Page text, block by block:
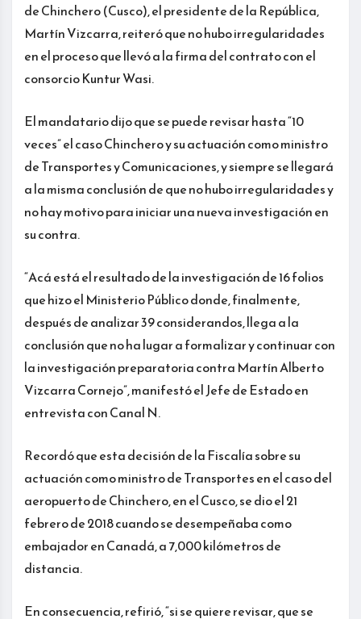
de Chinchero (Cusco), el presidente de la República,
Martín Vizcarra, reiteró que no hubo irregularidades
en el proceso que llevó a la firma del contrato con el
consorcio Kuntur Wasi.
El mandatario dijo que se puede revisar hasta “10
veces” el caso Chinchero y su actuación como ministro
de Transportes y Comunicaciones, y siempre se llegará
a la misma conclusión de que no hubo irregularidades y
no hay motivo para iniciar una nueva investigación en
su contra.
“Acá está el resultado de la investigación de 16 folios
que hizo el Ministerio Público donde, finalmente,
después de analizar 39 considerandos, llega a la
conclusión que no ha lugar a formalizar y continuar con
la investigación preparatoria contra Martín Alberto
Vizcarra Cornejo”, manifestó el Jefe de Estado en
entrevista con Canal N.
Recordó que esta decisión de la Fiscalía sobre su
actuación como ministro de Transportes en el caso del
aeropuerto de Chinchero, en el Cusco, se dio el 21
febrero de 2018 cuando se desempeñaba como
embajador en Canadá, a 7,000 kilómetros de
distancia.
En consecuencia, refirió, “si se quiere revisar, que se